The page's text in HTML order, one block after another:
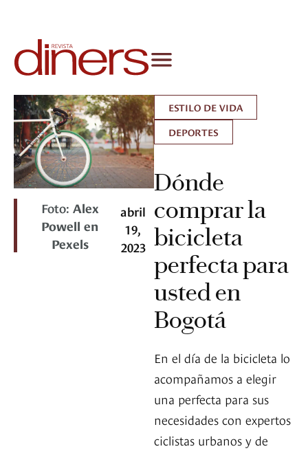
Foto: Alex
Powell en
Pexels
abril
19,
2023
ESTILO DE VIDA
DEPORTES
Dónde
comprar la
bicicleta
perfecta para
usted en
Bogotá
En el día de la bicicleta lo
acompañamos a elegir
una perfecta para sus
necesidades con expertos
ciclistas urbanos y de